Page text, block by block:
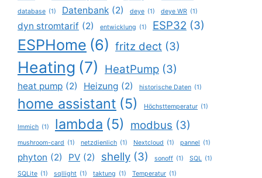
database (1) Datenbank (2) deye (1) deye WR (1)
dyn stromtarif (2) entwicklung (1) ESP32 (3)
ESPHome (6) fritz dect (3)
Heating (7) HeatPump (3)
heat pump (2) Heizung (2) historische Daten (1)
home assistant (5) Höchsttemperatur (1)
Immich (1) lambda (5) modbus (3)
mushroom-card (1) netzdienlich (1) Nextcloud (1) pannel (1)
phyton (2) PV (2) shelly (3) sonoff (1) SQL
(1)
SQLite (1) sqllight (1) taktung (1) Temperatur (1)